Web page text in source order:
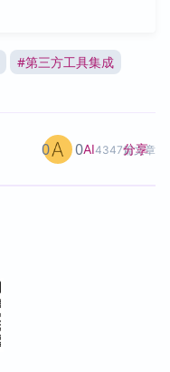
#第三方工具集成
AI4347篇文章
0 0 分享